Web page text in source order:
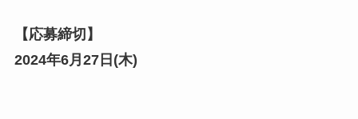
【応募締切】
2024年6月27日(木)